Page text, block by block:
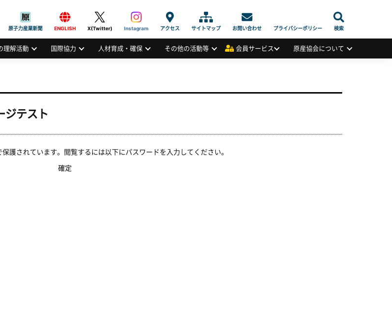
FORUM, INC.
原子力産業新聞 ENGLISH X(Twitter) Instagram アクセス サイトマップ お問い合わせ プライバシーポリシー 検索
理解活動 国際協力 人材育成・確保 その他の活動等 会員サービス 原産協会について
ジテスト
護されています。閲覧するには以下にパスワードを入力してください。